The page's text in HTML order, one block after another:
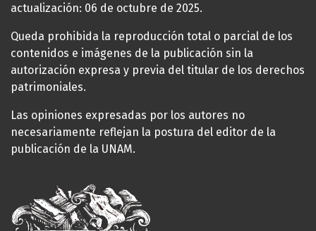
actualización: 06 de octubre de 2025.
Queda prohibida la reproducción total o parcial de los
contenidos e imágenes de la publicación sin la
autorización expresa y previa del titular de los derechos
patrimoniales.
Las opiniones expresadas por los autores no
necesariamente reflejan la postura del editor de la
publicación de la UNAM.